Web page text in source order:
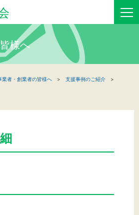
新着情報
町商工会について
工会からのお知らせ
様へ
業者・創業者の皆様へ
支援事例のご紹介